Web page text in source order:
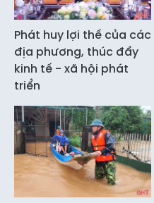
Phát huy lợi thế của các
địa phương, thúc đẩy
kinh tế - xã hội phát
triển